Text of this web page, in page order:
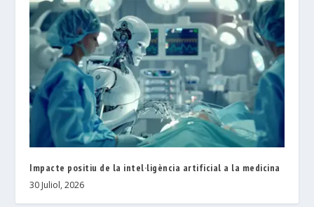
Impacte positiu de la intel·ligència artificial a la medicina
30 Juliol, 2026